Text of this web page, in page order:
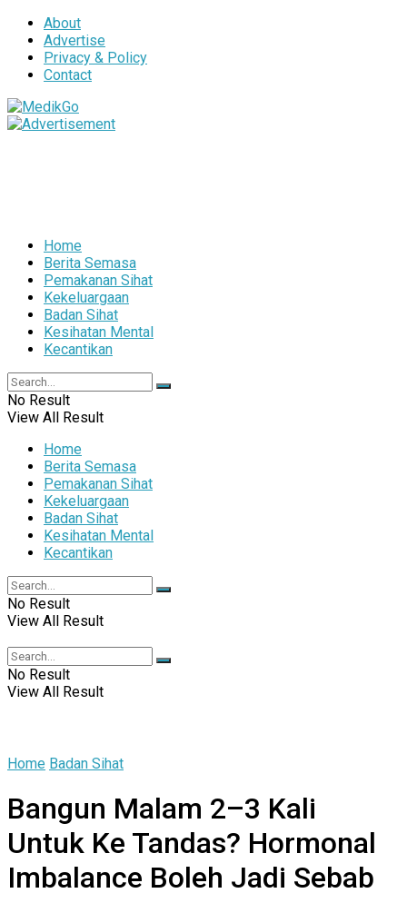
About
Advertise
Privacy & Policy
Contact
Home
Berita Semasa
Pemakanan Sihat
Kekeluargaan
Badan Sihat
Kesihatan Mental
Kecantikan
No Result
View All Result
Home
Berita Semasa
Pemakanan Sihat
Kekeluargaan
Badan Sihat
Kesihatan Mental
Kecantikan
No Result
View All Result
No Result
View All Result
Home Badan Sihat
Bangun Malam 2–3 Kali
Untuk Ke Tandas? Hormonal
Imbalance Boleh Jadi Sebab